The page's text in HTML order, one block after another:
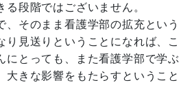
る段階ではございません。
そのまま看護学部の拡充という
り見送りということになれば、こ
にとっても、また看護学部で学ぶ
大きな影響をもたらすということ